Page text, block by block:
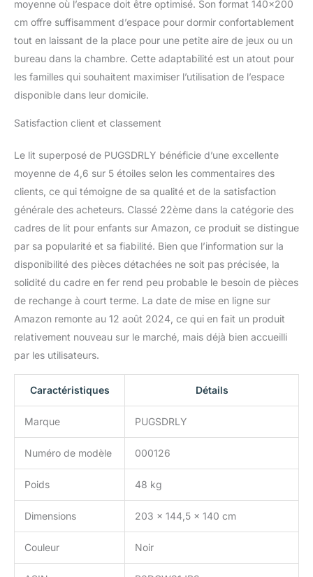
aspects modernes, noir
et blanc, qui sont à la
fois simples et
sophistiqués, et peuvent
être facilement intégrés
dans différents styles de
décoration intérieure
l'esthétique générale de
moyenne où l’espace doit être optimisé. Son format 140×200
cm offre suffisamment d’espace pour dormir confortablement
tout en laissant de la place pour une petite aire de jeux ou un
bureau dans la chambre. Cette adaptabilité est un atout pour
les familles qui souhaitent maximiser l’utilisation de l’espace
disponible dans leur domicile.
Satisfaction client et classement
Le lit superposé de PUGSDRLY bénéficie d’une excellente
moyenne de 4,6 sur 5 étoiles selon les commentaires des
clients, ce qui témoigne de sa qualité et de la satisfaction
générale des acheteurs. Classé 22ème dans la catégorie des
cadres de lit pour enfants sur Amazon, ce produit se distingue
par sa popularité et sa fiabilité. Bien que l’information sur la
disponibilité des pièces détachées ne soit pas précisée, la
solidité du cadre en fer rend peu probable le besoin de pièces
de rechange à court terme. La date de mise en ligne sur
Amazon remonte au 12 août 2024, ce qui en fait un produit
relativement nouveau sur le marché, mais déjà bien accueilli
par les utilisateurs.
Caractéristiques Détails
Marque PUGSDRLY
Numéro de modèle 000126
Poids 48 kg
Dimensions 203 x 144,5 x 140 cm
Couleur Noir